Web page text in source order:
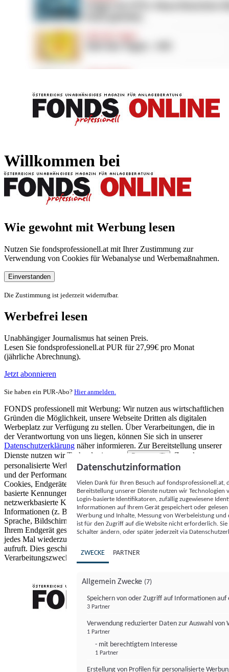
Willkommen bei
Wie gewohnt mit Werbung lesen
Nutzen Sie fondsprofessionell.at mit Ihrer Zustimmung zur
Verwendung von Cookies für Webanalyse und Werbemaßnahmen.
Einverstanden
Die Zustimmung ist jederzeit widerrufbar.
Werbefrei lesen
Unabhängiger Journalismus hat seinen Preis.
Lesen Sie fondsprofessionell.at PUR für 27,99€ pro Monat
(jährliche Abrechnung).
Jetzt abonnieren
Sie haben ein PUR-Abo? Hier anmelden.
FONDS professionell mit Werbung: Wir nutzen aus wirtschaftlichen
Gründen die Möglichkeit, unsere Webseite Dritten als digitalen
Werbeplatz zur Verfügung zu stellen. Über Verarbeitungen, die in
der Verantwortung von uns liegen, können Sie sich in unserer
Datenschutzerklärung näher informieren. Zur Bereitstellung unserer
Dienste nutzen wir Technologien von
Partnern (5)
. Zwecke:
personalisierte Werbung und Inhalte, Messung von Werbeleistung
und der Performance von Inhalten sowie Zielgruppenforschung.
Cookies, Endgeräte- oder ähnliche Online-Kennungen (z. B. login-
basierte Kennungen, zufällig generierte Kennungen,
netzwerkbasierte Kennungen) können zusammen mit anderen
Informationen (z. B. Browsertyp und Browserinformationen,
Sprache, Bildschirmgröße, unterstützte Technologien usw.) auf
Ihrem Endgerät gespeichert oder von dort ausgelesen werden, um es
jedes Mal wiederzuerkennen, wenn es eine App oder einer Webseite
aufruft. Dies geschieht für einen oder mehrere der hier aufgeführten
Verarbeitungszwecke.
Datenschutzinformation
Vielen Dank für Ihren Besuch auf
Bereitstellung unserer Dienste nutzen wir Technologien
Login-basierte Identifikatoren, zufällig zugewiesene
Informationen auf Ihrem Gerät gespeichert oder
Werbung und Inhalte, Messung von Werbeleistung
ist für den Zugriff auf die Website nicht erforderlich.
Schalter ändern, oder später jederzeit via
ZWECKE PARTNER
Allgemein Zwecke (7)
Speichern von oder Zugriff auf Informationen auf
3 Partner
Verwendung reduzierter Daten zur Auswahl von
1 Partner
- mit berechtigtem Interesse
1 Partner
Erstellung von Profilen für personalisierte
FONDS professionell